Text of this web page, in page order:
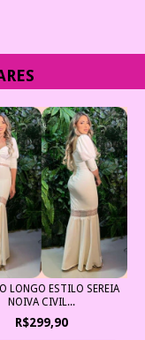
LONGO ESTILO SEREIA
NOIVA CIVIL...
R$299,90